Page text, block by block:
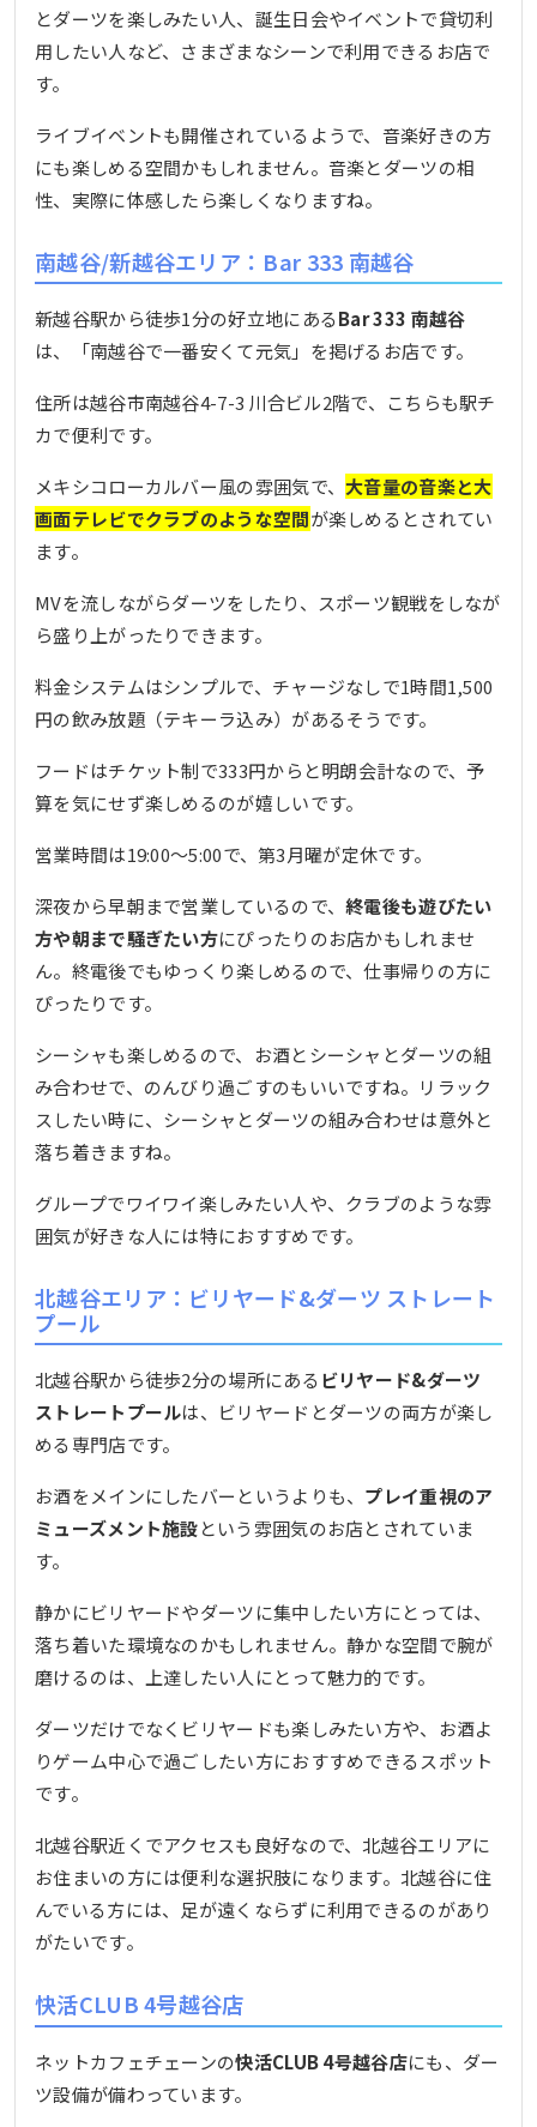
とダーツを楽しみたい人、誕生日会やイベントで貸切利
用したい人など、さまざまなシーンで利用できるお店で
す。
ライブイベントも開催されているようで、音楽好きの方
にも楽しめる空間かもしれません。音楽とダーツの相
性、実際に体感したら楽しくなりますね。
南越谷/新越谷エリア：Bar 333 南越谷
新越谷駅から徒歩1分の好立地にあるBar 333 南越谷
は、「南越谷で一番安くて元気」を掲げるお店です。
住所は越谷市南越谷4-7-3 川合ビル2階で、こちらも駅チ
カで便利です。
メキシコローカルバー風の雰囲気で、大音量の音楽と大
画面テレビでクラブのような空間が楽しめるとされてい
ます。
MVを流しながらダーツをしたり、スポーツ観戦をしなが
ら盛り上がったりできます。
料金システムはシンプルで、チャージなしで1時間1,500
円の飲み放題（テキーラ込み）があるそうです。
フードはチケット制で333円からと明朗会計なので、予
算を気にせず楽しめるのが嬉しいです。
営業時間は19:00〜5:00で、第3月曜が定休です。
深夜から早朝まで営業しているので、終電後も遊びたい
方や朝まで騒ぎたい方にぴったりのお店かもしれませ
ん。終電後でもゆっくり楽しめるので、仕事帰りの方に
ぴったりです。
シーシャも楽しめるので、お酒とシーシャとダーツの組
み合わせで、のんびり過ごすのもいいですね。リラック
スしたい時に、シーシャとダーツの組み合わせは意外と
落ち着きますね。
グループでワイワイ楽しみたい人や、クラブのような雰
囲気が好きな人には特におすすめです。
北越谷エリア：ビリヤード&ダーツ ストレート
プール
北越谷駅から徒歩2分の場所にある ビリヤード&ダーツ
ストレートプールは、ビリヤードとダーツの両方が楽し
める専門店です。
お酒をメインにしたバーというよりも、 プレイ重視のア
ミューズメント施設という雰囲気のお店とされていま
す。
静かにビリヤードやダーツに集中したい方にとっては、
落ち着いた環境なのかもしれません。静かな空間で腕が
磨けるのは、上達したい人にとって魅力的です。
ダーツだけでなくビリヤードも楽しみたい方や、お酒よ
りゲーム中心で過ごしたい方におすすめできるスポット
です。
北越谷駅近くでアクセスも良好なので、北越谷エリアに
お住まいの方には便利な選択肢になります。北越谷に住
んでいる方には、足が遠くならずに利用できるのがあり
がたいです。
快活CLUB 4号越谷店
ネットカフェチェーンの快活CLUB 4号越谷店にも、ダー
ツ設備が備わっています。